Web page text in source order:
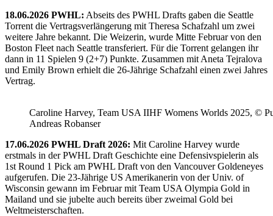
18.06.2026 PWHL: Abseits des PWHL Drafts gaben die Seattle
Torrent die Vertragsverlängerung mit Theresa Schafzahl um zwei
weitere Jahre bekannt. Die Weizerin, wurde Mitte Februar von den
Boston Fleet nach Seattle transferiert. Für die Torrent gelangen ihr
dann in 11 Spielen 9 (2+7) Punkte. Zusammen mit Aneta Tejralova
und Emily Brown erhielt die 26-Jährige Schafzahl einen zwei Jahres
Vertrag.
Caroline Harvey, Team USA IIHF Womens Worlds 2025, ©
Andreas Robanser
17.06.2026 PWHL Draft 2026: Mit Caroline Harvey wurde
erstmals in der PWHL Draft Geschichte eine Defensivspielerin als
1st Round 1 Pick am PWHL Draft von den Vancouver Goldeneyes
aufgerufen. Die 23-Jährige US Amerikanerin von der Univ. of
Wisconsin gewann im Februar mit Team USA Olympia Gold in
Mailand und sie jubelte auch bereits über zweimal Gold bei
Weltmeisterschaften.